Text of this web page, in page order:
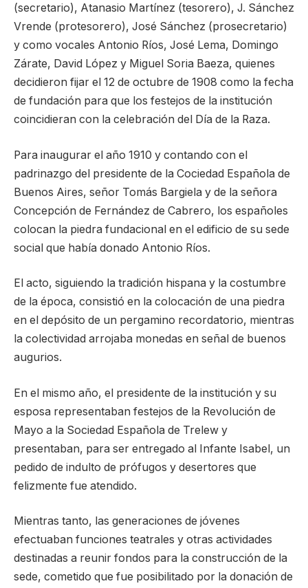
(secretario), Atanasio Martínez (tesorero), J. Sánchez
Vrende (protesorero), José Sánchez (prosecretario)
y como vocales Antonio Ríos, José Lema, Domingo
Zárate, David López y Miguel Soria Baeza, quienes
decidieron fijar el 12 de octubre de 1908 como la fecha
de fundación para que los festejos de la institución
coincidieran con la celebración del Día de la Raza.
Para inaugurar el año 1910 y contando con el
padrinazgo del presidente de la Cociedad Española de
Buenos Aires, señor Tomás Bargiela y de la señora
Concepción de Fernández de Cabrero, los españoles
colocan la piedra fundacional en el edificio de su sede
social que había donado Antonio Ríos.
El acto, siguiendo la tradición hispana y la costumbre
de la época, consistió en la colocación de una piedra
en el depósito de un pergamino recordatorio, mientras
la colectividad arrojaba monedas en señal de buenos
augurios.
En el mismo año, el presidente de la institución y su
esposa representaban festejos de la Revolución de
Mayo a la Sociedad Española de Trelew y
presentaban, para ser entregado al Infante Isabel, un
pedido de indulto de prófugos y desertores que
felizmente fue atendido.
Mientras tanto, las generaciones de jóvenes
efectuaban funciones teatrales y otras actividades
destinadas a reunir fondos para la construcción de la
sede, cometido que fue posibilitado por la donación de